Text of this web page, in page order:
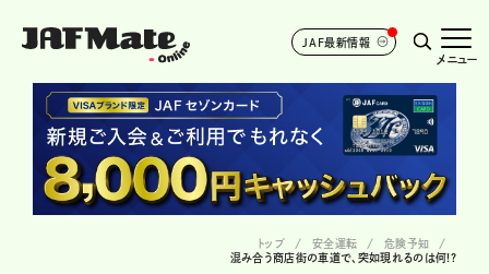
JAF最新情報
メニュー
トップ 安全運転
危険予知
混み合う商店街の車道で、突如現れるのは何!?